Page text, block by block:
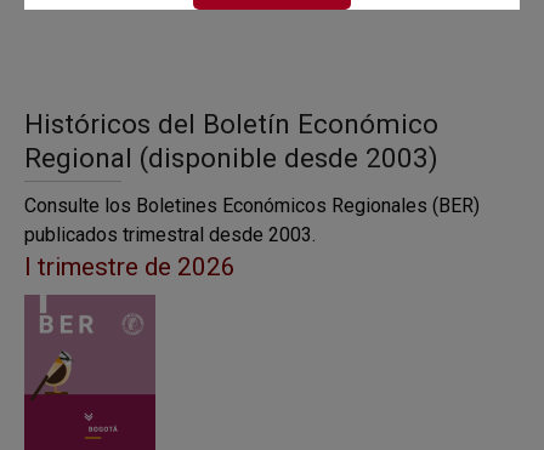
Históricos del Boletín Económico
Regional (disponible desde 2003)
Consulte los Boletines Económicos Regionales (BER)
publicados trimestral desde 2003.
I trimestre de 2026